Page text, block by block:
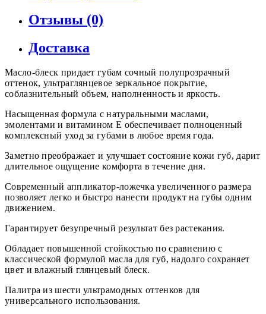
Отзывы (0)
Доставка
Масло-блеск придает губам сочный полупрозрачный
оттенок, ультраглянцевое зеркальное покрытие,
соблазнительный объем, наполненность и яркость.
Насыщенная формула с натуральными маслами,
эмолентами и витамином Е обеспечивает полноценный
комплексный уход за губами в любое время года.
Заметно преображает и улучшает состояние кожи губ, дарит
длительное ощущение комфорта в течение дня.
Современный аппликатор-ложечка увеличенного размера
позволяет легко и быстро нанести продукт на губы одним
движением.
Гарантирует безупречный результат без растекания.
Обладает повышенной стойкостью по сравнению с
классической формулой масла для губ, надолго сохраняет
цвет и влажный глянцевый блеск.
Палитра из шести ультрамодных оттенков для
универсального использования.